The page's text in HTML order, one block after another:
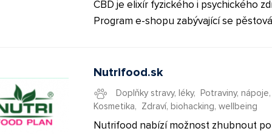
Spolupracujeme s předními českými i
zahraničními ortodontisty. Díky tomu
CBD je elixír fyzického i psychického
Program e-shopu zabývající se
bázi - zejména CBD kosmetiky, olejů a
potravin.
Nutrifood.sk
Doplňky stravy, léky, Potraviny, nápoje,
Kosmetika, Zdraví, biohacking, wellbeing
Nutrifood nabízí možnost zhubnout